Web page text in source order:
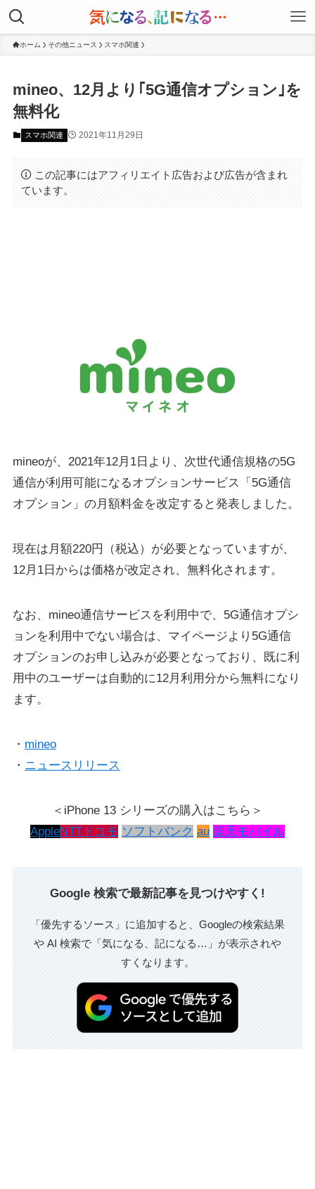
ホーム その他ニュース スマホ関連
mineo、12月より｢5G通信オプション｣を
無料化
スマホ関連 2021年11月29日
この記事にはアフィリエイト広告および広告が含まれ
ています。
mineoが、2021年12月1日より、次世代通信規格の5G
通信が利用可能になるオプションサービス「5G通信
オプション」の月額料金を改定すると発表しました。
現在は月額220円（税込）が必要となっていますが、
12月1日からは価格が改定され、無料化されます。
なお、mineo通信サービスを利用中で、5G通信オプシ
ョンを利用中でない場合は、マイページより5G通信
オプションのお申し込みが必要となっており、既に利
用中のユーザーは自動的に12月利用分から無料になり
ます。
・ mineo
・ ニュースリリース
＜iPhone 13 シリーズの購入はこちら＞
AppleNTTドコモ ソフトバンク au 楽天モバイル
Google 検索で最新記事を見つけやすく!
「優先するソース」に追加すると、Googleの検索結果
や AI 検索で「気になる、記になる…」が表示されや
すくなります。